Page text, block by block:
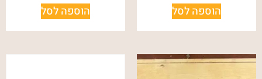
הוספה לסל הוספה לסל